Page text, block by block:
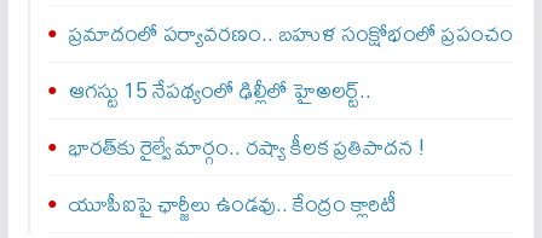
ప్రమాదంలో పర్యావరణం.. బహుళ సంక్షోభంలో ప్రపంచం
ఆగస్టు 15 నేపథ్యంలో ఢిల్లీలో హైఅలర్ట్..
భారత్‌కు రైల్వే మార్గం.. రష్యా కీలక ప్రతిపాదన !
యూపీఐపై ఛార్జీలు ఉండవు.. కేంద్రం క్లారిటీ